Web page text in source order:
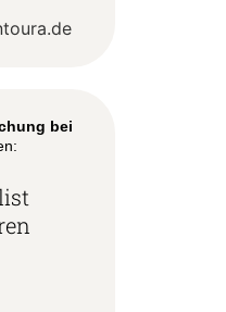
bei